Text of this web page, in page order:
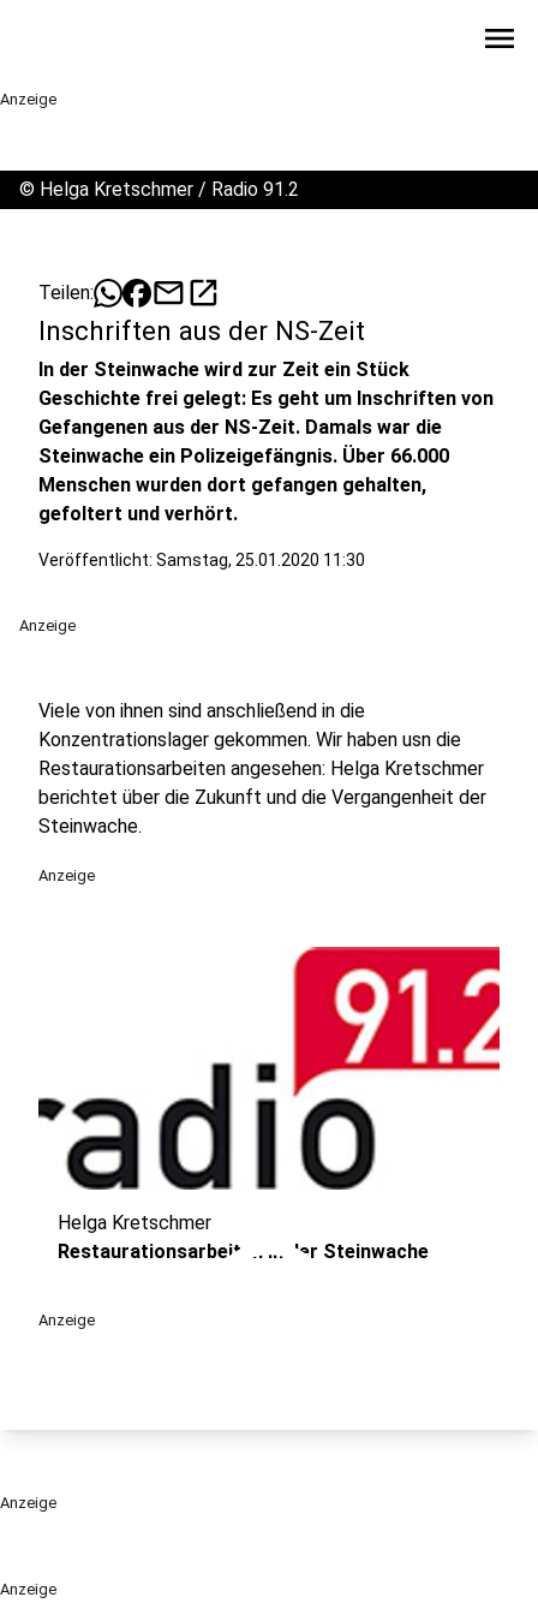
menu
Anzeige
Anzeige
© Helga Kretschmer / Radio 91.2
Teilen: mailopen_in_new
Inschriften aus der NS-Zeit
In der Steinwache wird zur Zeit ein Stück
Geschichte frei gelegt: Es geht um Inschriften von
Gefangenen aus der NS-Zeit. Damals war die
Steinwache ein Polizeigefängnis. Über 66.000
Menschen wurden dort gefangen gehalten,
gefoltert und verhört.
Veröffentlicht: Samstag, 25.01.2020 11:30
Anzeige
Viele von ihnen sind anschließend in die
Konzentrationslager gekommen. Wir haben usn die
Restaurationsarbeiten angesehen: Helga Kretschmer
berichtet über die Zukunft und die Vergangenheit der
Steinwache.
Anzeige
play_circle
Helga Kretschmer
Restaurationsarbeiten in der Steinwache
Anzeige
Anzeige